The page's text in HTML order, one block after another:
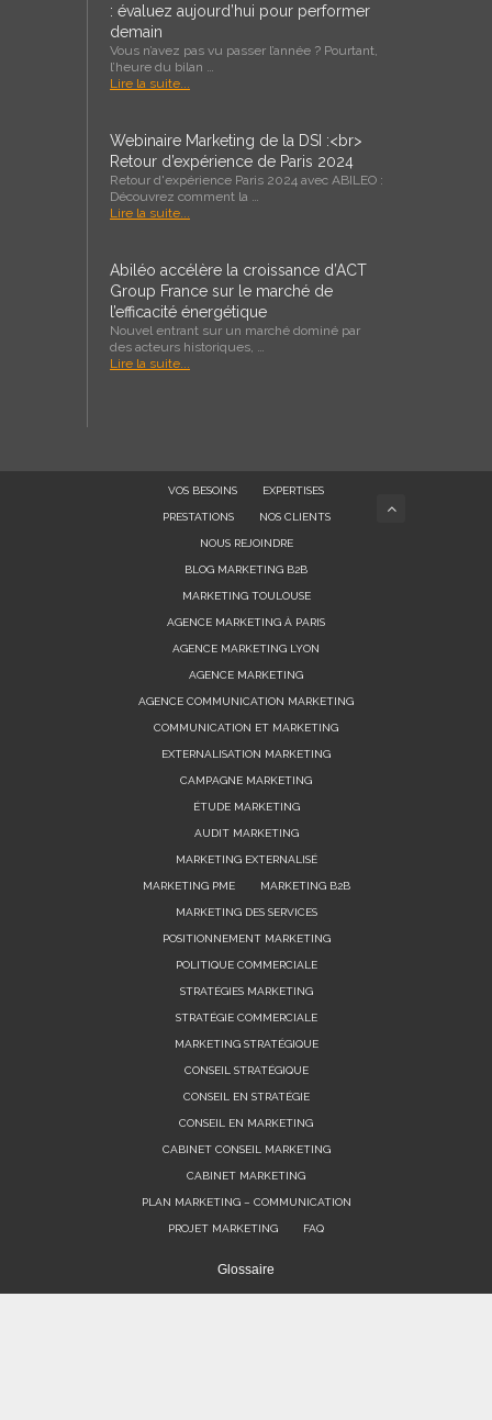
: évaluez aujourd’hui pour performer
demain
Vous n’avez pas vu passer l’année ? Pourtant,
l’heure du bilan …
Lire la suite...
Webinaire Marketing de la DSI :<br>
Retour d’expérience de Paris 2024
Retour d'expérience Paris 2024 avec ABILEO :
Découvrez comment la …
Lire la suite...
Abiléo accélère la croissance d’ACT
Group France sur le marché de
l’efficacité énergétique
Nouvel entrant sur un marché dominé par
des acteurs historiques, …
Lire la suite...
VOS BESOINS EXPERTISES
PRESTATIONS NOS CLIENTS
NOUS REJOINDRE
BLOG MARKETING B2B
MARKETING TOULOUSE
AGENCE MARKETING À PARIS
AGENCE MARKETING LYON
AGENCE MARKETING
AGENCE COMMUNICATION MARKETING
COMMUNICATION ET MARKETING
EXTERNALISATION MARKETING
CAMPAGNE MARKETING
ÉTUDE MARKETING
AUDIT MARKETING
MARKETING EXTERNALISÉ
MARKETING PME MARKETING B2B
MARKETING DES SERVICES
POSITIONNEMENT MARKETING
POLITIQUE COMMERCIALE
STRATÉGIES MARKETING
STRATÉGIE COMMERCIALE
MARKETING STRATÉGIQUE
CONSEIL STRATÉGIQUE
CONSEIL EN STRATÉGIE
CONSEIL EN MARKETING
CABINET CONSEIL MARKETING
CABINET MARKETING
PLAN MARKETING – COMMUNICATION
PROJET MARKETING FAQ
Glossaire